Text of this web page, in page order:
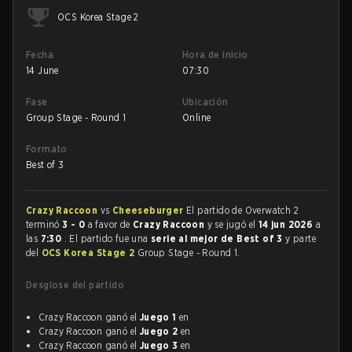
OCS Korea Stage 2
Fecha
14 June
Hora de inicio
07:30
Fase
Group Stage - Round 1
Ubicación
Online
Formato
Best of 3
Crazy Raccoon vs Cheeseburger El partido de Overwatch 2
terminó3 - 0 a favor de Crazy Raccoon y se jugó el 14 jun 2026 a
las 7:30 . El partido fue una serie al mejor de Best of 3y parte
del OCS Korea Stage 2 Group Stage - Round 1.
Desglose del partido
Crazy Raccoon ganó el Juego 1 en
Crazy Raccoon ganó el Juego 2 en
Crazy Raccoon ganó el Juego 3 en